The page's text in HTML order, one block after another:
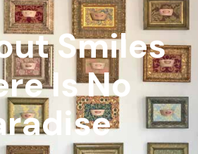
Smiles
Is No